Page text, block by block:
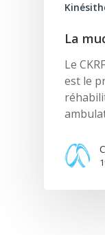
La
Le
est le